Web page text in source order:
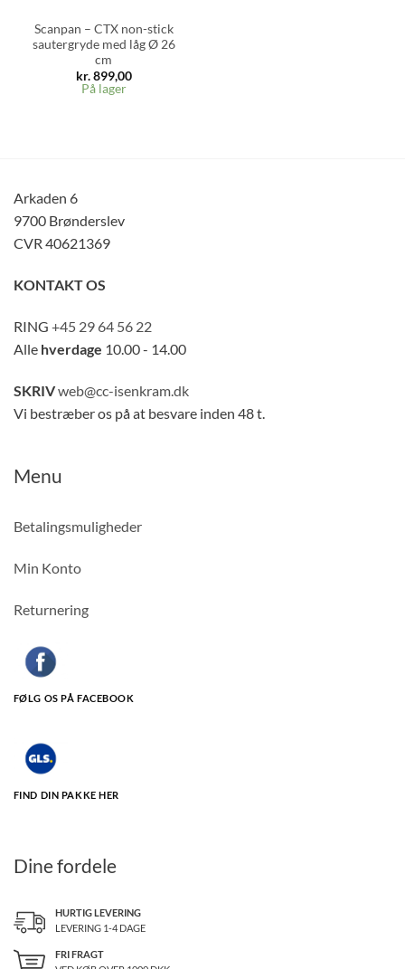
Scanpan – CTX non-stick
sautergryde med låg Ø 26
cm
kr.899,00
På lager
Arkaden 6
9700 Brønderslev
CVR 40621369
KONTAKT OS
RING +45 29 64 56 22
Alle hverdage 10.00 - 14.00
SKRIVweb@cc-isenkram.dk
Vi bestræber os på at besvare inden 48 t.
Menu
Betalingsmuligheder
Min Konto
Returnering
FØLG OS PÅ FACEBOOK
FIND DIN PAKKE HER
Dine fordele
HURTIG LEVERING
LEVERING 1-4 DAGE
FRI FRAGT